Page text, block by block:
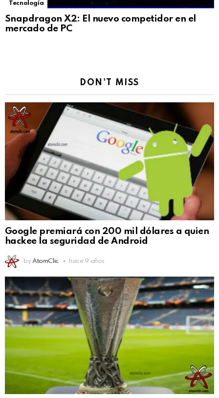
Tecnología
Snapdragon X2: El nuevo competidor en el
mercado de PC
DON'T MISS
Google premiará con 200 mil dólares a quien
hackee la seguridad de Android
by AtomClic hace 9 años